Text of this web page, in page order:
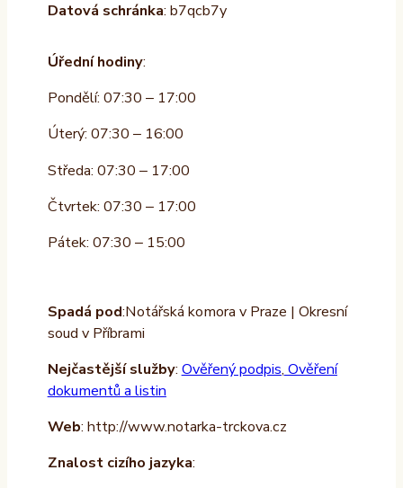
Datová schránka: b7qcb7y
Úřední hodiny:
Pondělí: 07:30 – 17:00
Úterý: 07:30 – 16:00
Středa: 07:30 – 17:00
Čtvrtek: 07:30 – 17:00
Pátek: 07:30 – 15:00
Spadá pod:Notářská komora v Praze | Okresní
soud v Příbrami
Nejčastější služby: Ověřený podpis, Ověření
dokumentů a listin
Web: http://www.notarka-trckova.cz
Znalost cizího jazyka: